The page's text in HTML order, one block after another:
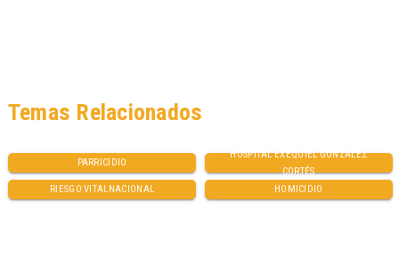
PARRICIDIO
HOSPITAL EXEQUIEL GONZÁLEZ
CORTÉS
RIESGO VITALNACIONAL
HOMICIDIO
Temas Relacionados